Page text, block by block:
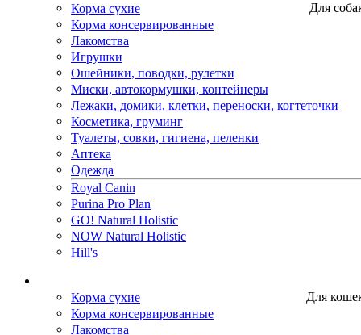
Для
Корма сухие
Корма консервированные
Лакомства
Игрушки
Ошейники, поводки, рулетки
Миски, автокормушки, контейнеры
Лежаки, домики, клетки, переноски, когтеточки
Косметика, груминг
Туалеты, совки, гигиена, пеленки
Аптека
Одежда
Royal Canin
Purina Pro Plan
GO! Natural Holistic
NOW Natural Holistic
Hill's
Для
Корма сухие
Корма консервированные
Лакомства